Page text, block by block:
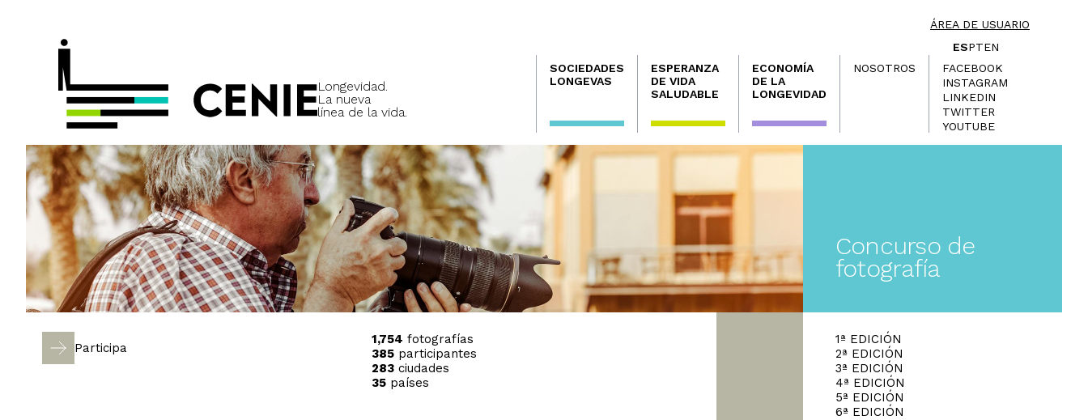
ÁREA DE USUARIO
Longevidad.
La nueva
línea de la vida.
ESPTEN
Navegación
principal
SOCIEDADES
LONGEVAS
ESPERANZA
DE VIDA
SALUDABLE
ECONOMÍA
DE LA
LONGEVIDAD
NOSOTROS
FACEBOOK
INSTAGRAM
LINKEDIN
TWITTER
YOUTUBE
Concurso de
fotografía
Participa
1,754 fotografías
385participantes
283ciudades
35países
1ª EDICIÓN
2ª EDICIÓN
3ª EDICIÓN
4ª EDICIÓN
5ª EDICIÓN
6ª EDICIÓN